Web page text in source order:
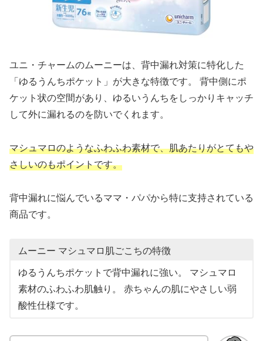
ユニ・チャームのムーニーは、背中漏れ対策に特化した
「ゆるうんちポケット」が大きな特徴です。 背中側にポ
ケット状の空間があり、ゆるいうんちをしっかりキャッチ
して外に漏れるのを防いでくれます。
マシュマロのようなふわふわ素材で、肌あたりがとてもや
さしいのもポイントです。
背中漏れに悩んでいるママ・パパから特に支持されている
商品です。
ムーニー マシュマロ肌ごこちの特徴
ゆるうんちポケットで背中漏れに強い。 マシュマロ
素材のふわふわ肌触り。 赤ちゃんの肌にやさしい弱
酸性仕様です。